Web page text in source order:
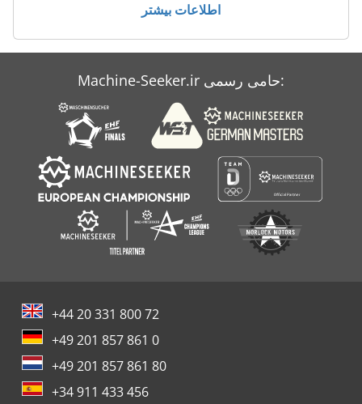
اطلاعات بیشتر
Machine-Seeker.ir حامی رسمی:
+44 20 331 800 72
+49 201 857 861 0
+49 201 857 861 80
+34 911 433 456